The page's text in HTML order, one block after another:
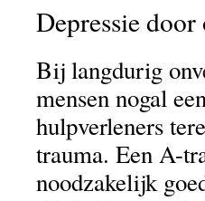
Depressie
Bij langdurig
mensen nogal
hulpverleners
trauma. Een A-
noodzakelijk